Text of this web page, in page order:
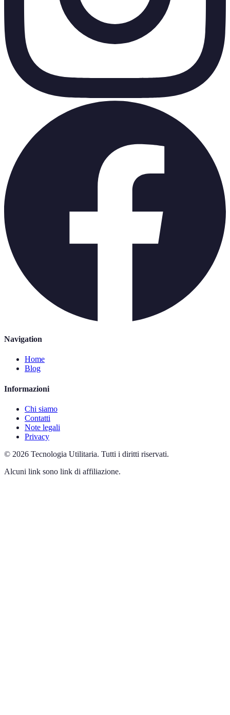
Navigation
Home
Blog
Informazioni
Chi siamo
Contatti
Note legali
Privacy
© 2026 Tecnologia Utilitaria. Tutti i diritti riservati.
Alcuni link sono link di affiliazione.